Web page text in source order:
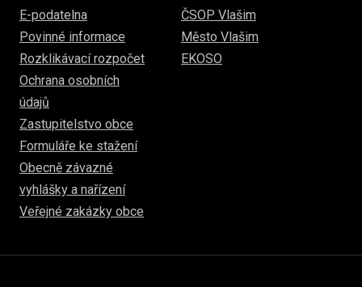
E-podatelna
Povinné informace
Rozklikávací rozpočet
Ochrana osobních
údajů
Zastupitelstvo obce
Formuláře ke stažení
Obecně závazné
vyhlášky a nařízení
Veřejné zakázky obce
ČSOP Vlašim
Město Vlašim
EKOSO